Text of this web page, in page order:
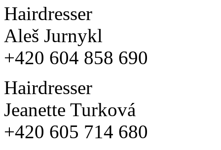
Hairdresser
Aleš Jurnykl
+420 604 858 690
Hairdresser
Jeanette Turková
+420 605 714 680